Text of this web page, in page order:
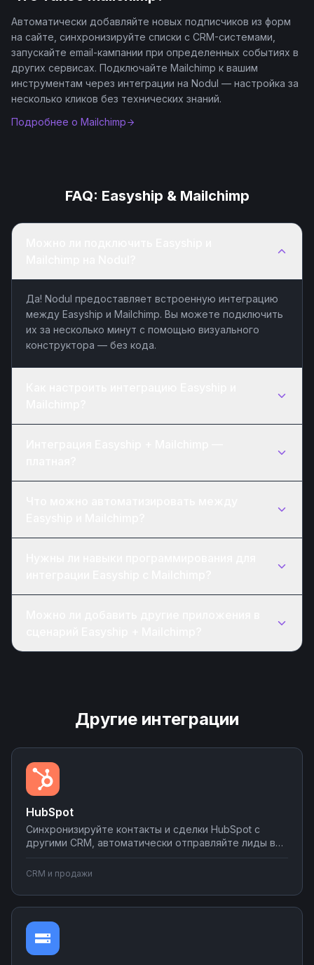
Автоматически добавляйте новых подписчиков из форм
на сайте, синхронизируйте списки с CRM-системами,
запускайте email-кампании при определенных событиях в
других сервисах. Подключайте Mailchimp к вашим
инструментам через интеграции на Nodul — настройка за
несколько кликов без технических знаний.
Подробнее о Mailchimp
FAQ: Easyship & Mailchimp
Да! Nodul предоставляет встроенную интеграцию
между Easyship и Mailchimp. Вы можете подключить
их за несколько минут с помощью визуального
конструктора — без кода.
Другие интеграции
HubSpot
Синхронизируйте контакты и сделки HubSpot с
другими CRM, автоматически отправляйте лиды в
в планировщиках при изменении статуса сделки.
Настраивайте двусторонний обмен данными без
программирования на платформе Nodul.
CRM и продажи